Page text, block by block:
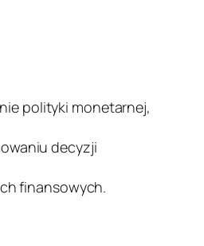
polityki monetarnej,
decyzji
finansowych.